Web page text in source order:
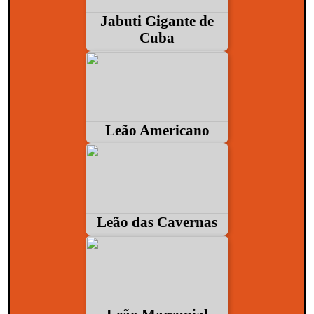
Jabuti Gigante de
Cuba
Leão Americano
Leão das Cavernas